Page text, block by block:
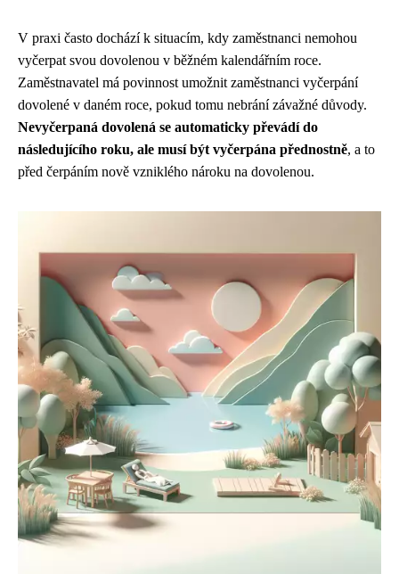
V praxi často dochází k situacím, kdy zaměstnanci nemohou
vyčerpat svou dovolenou v běžném kalendářním roce.
Zaměstnavatel má povinnost umožnit zaměstnanci vyčerpání
dovolené v daném roce, pokud tomu nebrání závažné důvody.
Nevyčerpaná dovolená se automaticky převádí do
následujícího roku, ale musí být vyčerpána přednostně, a to
před čerpáním nově vzniklého nároku na dovolenou.